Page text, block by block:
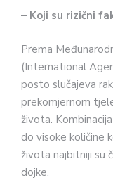
– Koji su rizični
Prema
(International
posto slučajeva
prekomjernom
života.
do visoke količine
života najbitniji su
dojke.